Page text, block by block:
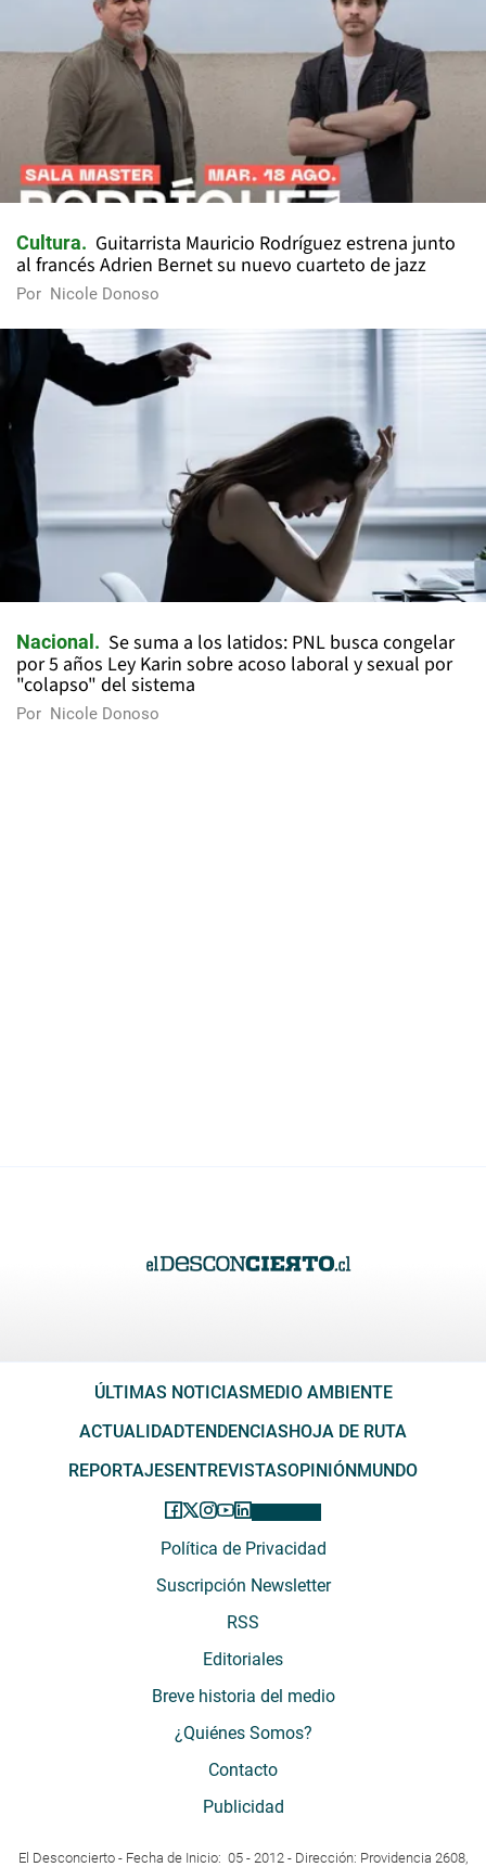
Cultura
Guitarrista Mauricio Rodríguez estrena junto
al francés Adrien Bernet su nuevo cuarteto de jazz
Por Nicole Donoso
Nacional
Se suma a los latidos: PNL busca congelar
por 5 años Ley Karin sobre acoso laboral y sexual por
"colapso" del sistema
Por Nicole Donoso
ÚLTIMAS NOTICIASMEDIO AMBIENTE
ACTUALIDADTENDENCIASHOJA DE RUTA
REPORTAJESENTREVISTASOPINIÓNMUNDO
Política de Privacidad
Suscripción Newsletter
RSS
Editoriales
Breve historia del medio
¿Quiénes Somos?
Contacto
Publicidad
El Desconcierto - Fecha de Inicio: 05 - 2012 - Dirección: Providencia 2608,